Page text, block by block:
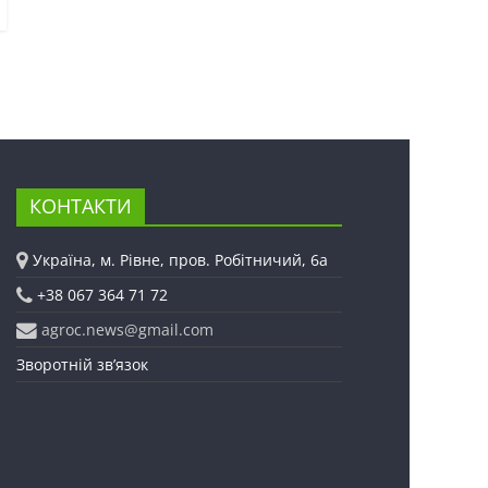
КОНТАКТИ
Україна, м. Рівне, пров. Робітничий, 6а
+38 067 364 71 72
agroc.news@gmail.com
Зворотній зв’язок